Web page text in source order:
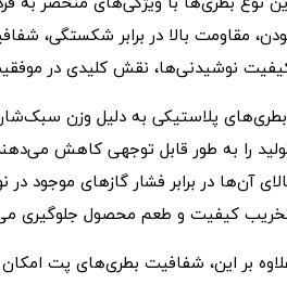
مقاومت بالا در برابر شکستگی،
نوشیدنی‌ها، نقش کلیدی در
پلاستیکی به دلیل وزن
را به طور قابل توجهی کاهش
آن‌ها در برابر فشار گازهای موجود در
کیفیت و طعم محصول جلوگیری
بر این، شفافیت بطری‌های پت